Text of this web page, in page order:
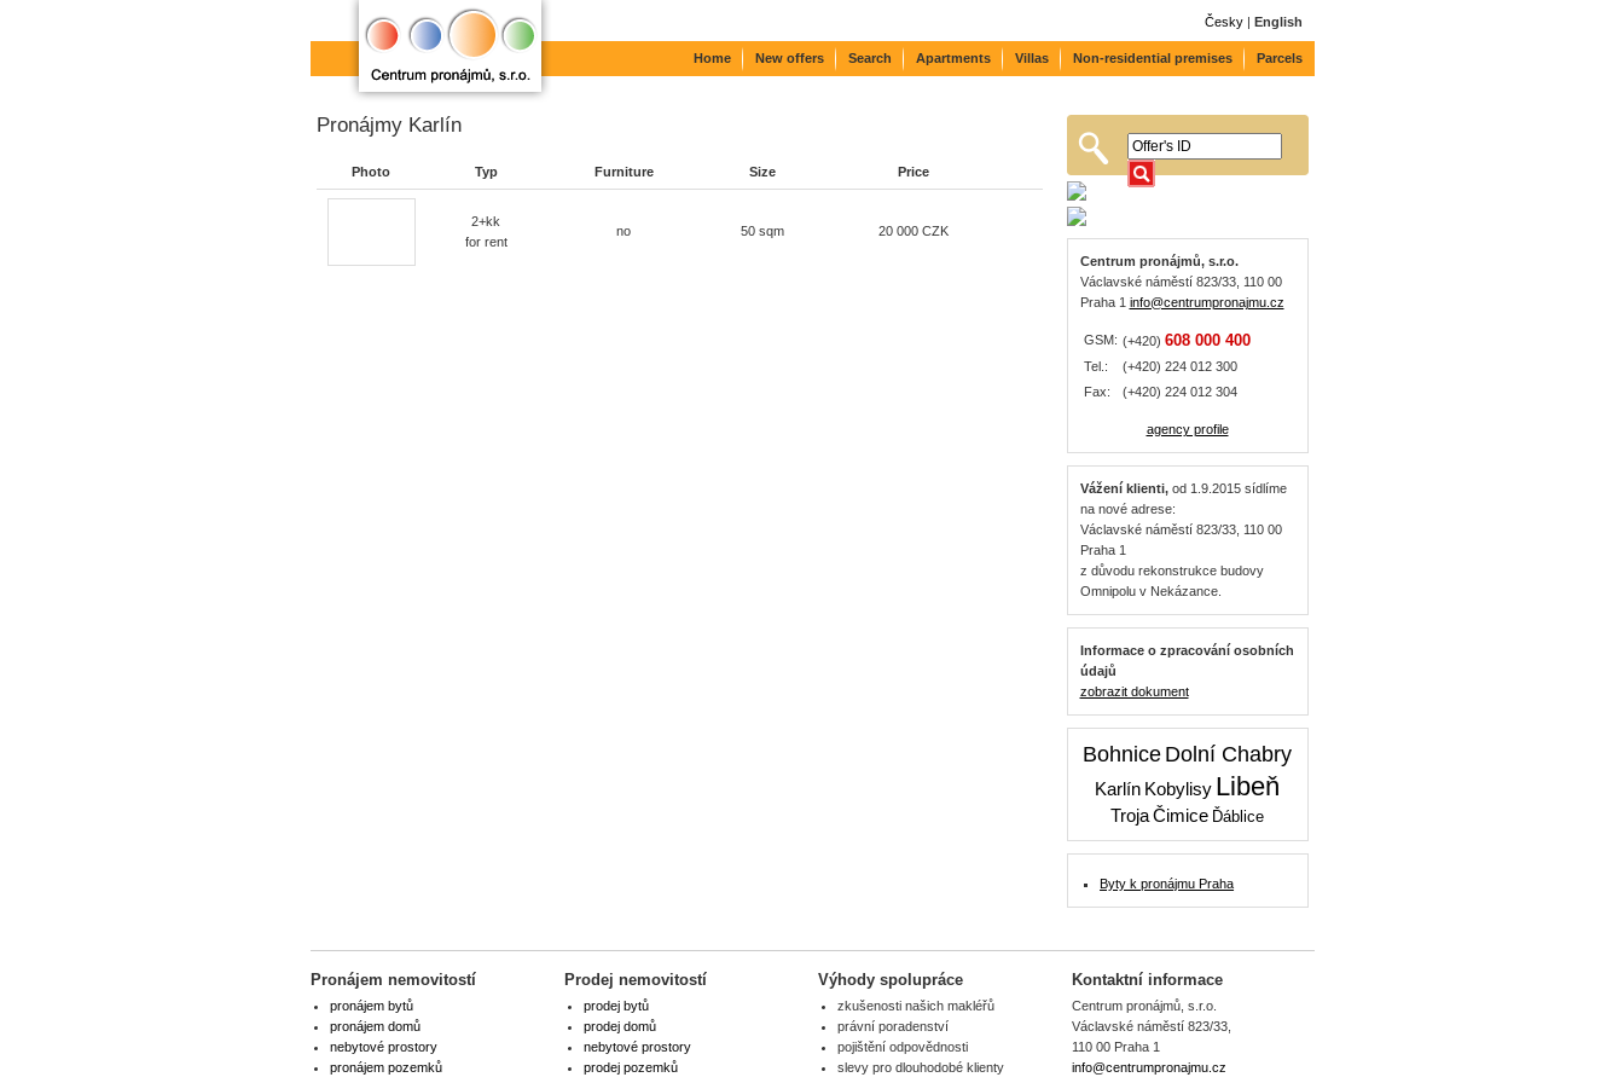
Pronájmy Karlín
Photo Typ Furniture Size Price
2+kk
for rent
no 50 sqm 20 000 CZK
Centrum pronájmů, s.r.o.
Václavské náměstí 823/33, 110 00
Praha 1 info@centrumpronajmu.cz
GSM: (+420) 608 000 400
Tel.:
(+420) 224 012 300
Fax:
(+420) 224 012 304
agency profile
Vážení klienti,od 1.9.2015 sídlíme
na nové adrese:
Václavské náměstí 823/33, 110 00
Praha 1
z důvodu rekonstrukce budovy
Omnipolu v Nekázance.
Informace o zpracování osobních
údajů
zobrazit dokument
Bohnice Dolní Chabry
Karlín Kobylisy Libeň
TrojaČimice Ďáblice
Byty k pronájmu Praha
Česky| English
Home New offers Search Apartments Villas Non-residential premises Parcels
Pronájem nemovitostí
pronájem bytů
pronájem domů
nebytové prostory
pronájem pozemků
Prodej nemovitostí
prodej bytů
prodej domů
nebytové prostory
prodej pozemků
Výhody spolupráce
zkušenosti našich makléřů
právní poradenství
pojištění odpovědnosti
slevy pro dlouhodobé klienty
Kontaktní informace
Centrum pronájmů, s.r.o.
Václavské náměstí 823/33,
110 00 Praha 1
info@centrumpronajmu.cz